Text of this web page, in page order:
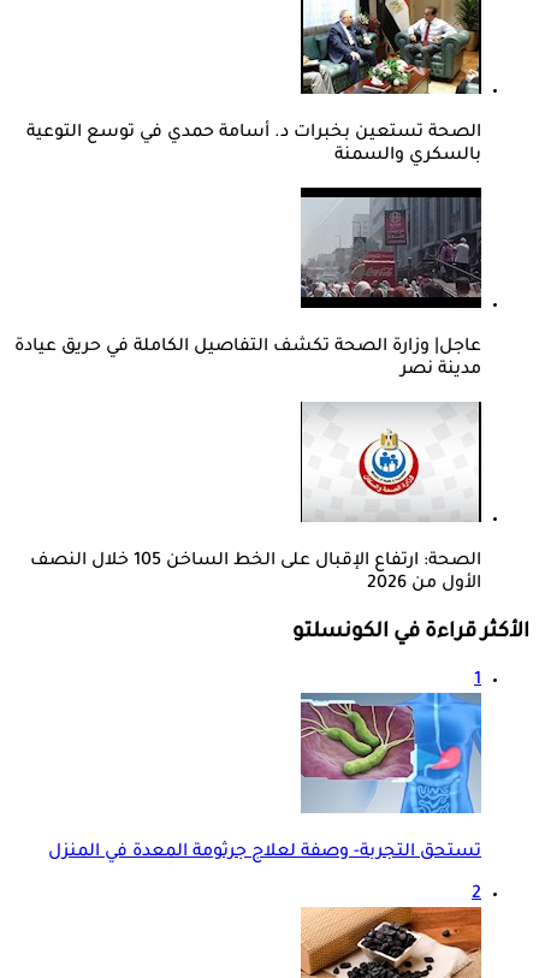
الصحة تستعين بخبرات د. أسامة حمدي في توسع التوعية
بالسكري والسمنة
عاجل| وزارة الصحة تكشف التفاصيل الكاملة في حريق عيادة
مدينة نصر
الصحة: ارتفاع الإقبال على الخط الساخن 105 خلال النصف
الأول من 2026
الأكثر قراءة في الكونسلتو
1
تستحق التجربة- وصفة لعلاج جرثومة المعدة في المنزل
2